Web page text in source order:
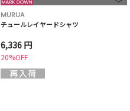
MURUA
チュールレイヤードシャツ
6,336 円
20%OFF